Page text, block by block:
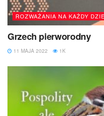
ROZWAŻANIA NA KAŻDY
Grzech pierworodny
11 MAJA 2022 1K